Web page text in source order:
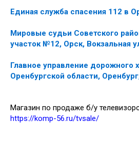
Единая служба спасения 112 в
Мировые судьи Советского
участок №12, Орск, Вокзальная
Главное управление дорожного
Оренбургской области,
Магазин по продаже б/у
https://komp-56.ru/tvsale/